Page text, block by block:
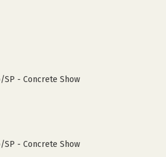
SP - Concrete Show
SP - Concrete Show